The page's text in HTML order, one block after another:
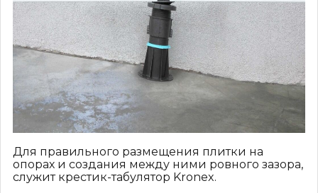
Для правильного размещения плитки на
опорах и создания между ними ровного зазора,
служит крестик-табулятор Kronex.